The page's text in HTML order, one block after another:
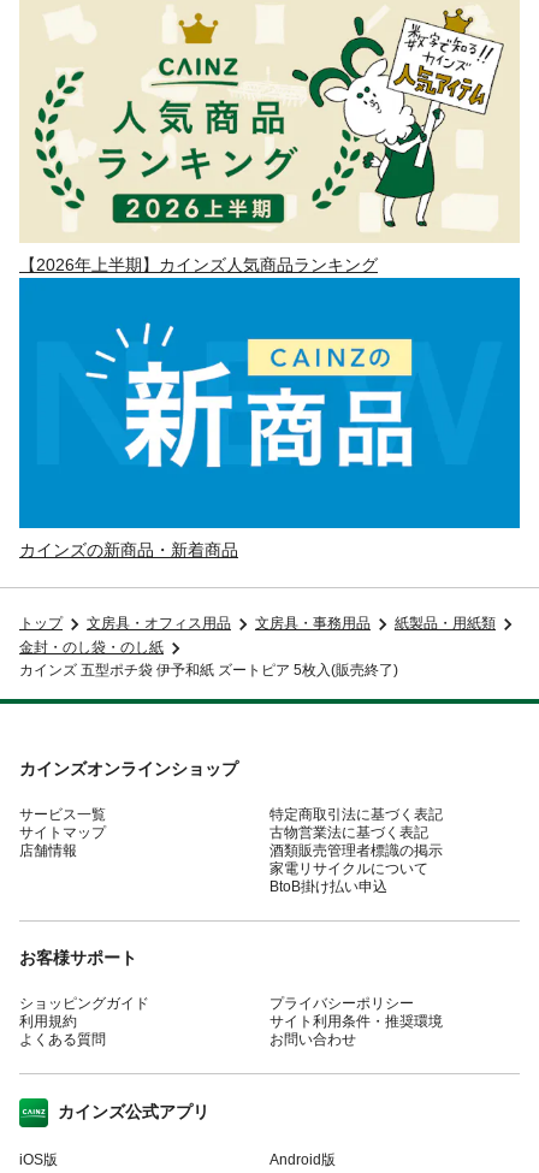
【2026年上半期】カインズ人気商品ランキング
カインズの新商品・新着商品
トップ 文房具・オフィス用品 文房具・事務用品
紙製品・用紙類
金封・のし袋・のし紙
カインズ 五型ポチ袋 伊予和紙 ズートピア 5枚入(販売終了)
カインズオンラインショップ
サービス一覧
サイトマップ
店舗情報
特定商取引法に基づく表記
古物営業法に基づく表記
酒類販売管理者標識の掲示
家電リサイクルについて
BtoB掛け払い申込
お客様サポート
ショッピングガイド
利用規約
よくある質問
プライバシーポリシー
サイト利用条件・推奨環境
お問い合わせ
カインズ公式アプリ
iOS版 Android版